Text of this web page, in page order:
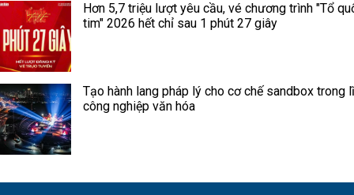
Hơn 5,7 triệu lượt yêu cầu, vé chương trình "Tổ
tim" 2026 hết chỉ sau 1 phút 27 giây
Tạo hành lang pháp lý cho cơ chế sandbox trong
công nghiệp văn hóa